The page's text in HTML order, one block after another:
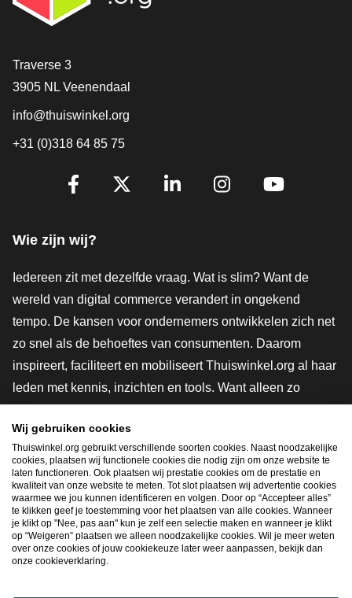
Contact
Traverse 3
3905 NL Veenendaal
info@thuiswinkel.org
+31 (0)318 64 85 75
Volg je ons al?
Wie zijn wij?
Iedereen zit met dezelfde vraag. Wat is slim? Want de
wereld van digital commerce verandert in ongekend
tempo. De kansen voor ondernemers ontwikkelen zich net
zo snel als de behoeftes van consumenten. Daarom
inspireert, faciliteert en mobiliseert Thuiswinkel.org al haar
leden met kennis, inzichten en tools. Want alleen zo
innovatievere toekomst. Dus groei ook mee en maak
shoppen slimmer.
Lid worden
Snel navigeren
Wij gebruiken cookies
Thuiswinkel.org gebruikt verschillende soorten cookies. Naast noodzakelijke
cookies, plaatsen wij functionele cookies die nodig zijn om onze website te
laten functioneren. Ook plaatsen wij prestatie cookies om de prestatie en
kwaliteit van onze website te meten. Tot slot plaatsen wij advertentie cookies
waarmee we jou kunnen identificeren en volgen. Door op “Accepteer alles”
te klikken geef je toestemming voor het plaatsen van alle cookies. Wanneer
je klikt op "Nee, pas aan" kun je zelf een selectie maken en wanneer je klikt
op “Weigeren” plaatsen we alleen noodzakelijke cookies. Wil je meer weten
over onze cookies of jouw cookiekeuze later weer aanpassen, bekijk dan
onze cookieverklaring.